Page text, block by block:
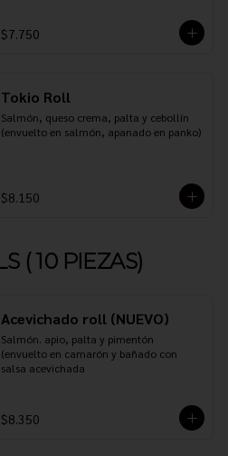
$7.750
Tokio Roll
Salmón, queso crema, palta y cebollín
(envuelto en salmón, apanado en panko)
$8.150
( 10 PIEZAS)
Acevichado roll (NUEVO)
Salmón. apio, palta y pimentón
(envuelto en camarón y bañado con
salsa acevichada
$8.350